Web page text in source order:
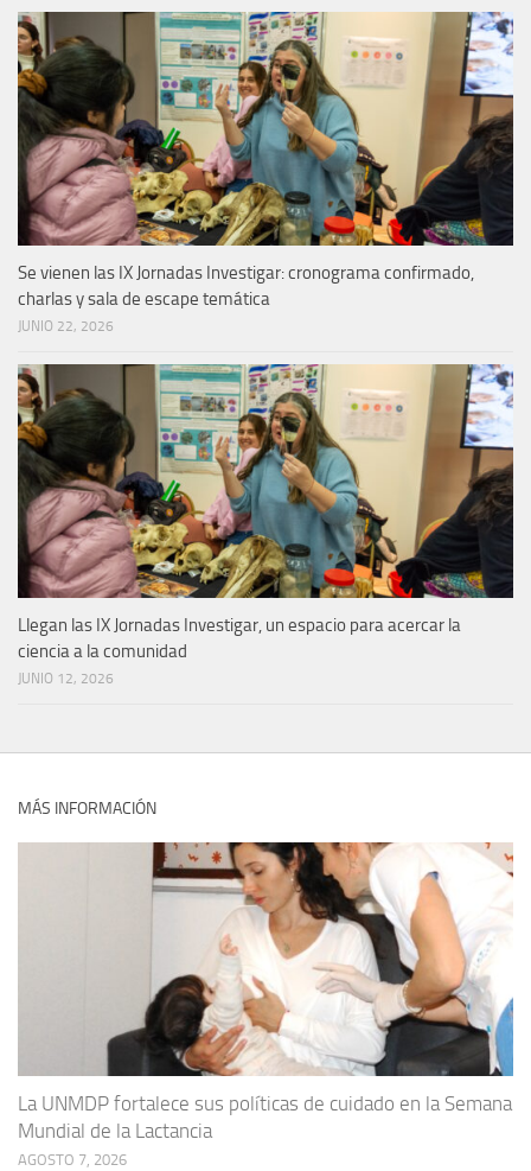
Se vienen las IX Jornadas Investigar: cronograma confirmado,
charlas y sala de escape temática
JUNIO 22, 2026
Llegan las IX Jornadas Investigar, un espacio para acercar la
ciencia a la comunidad
JUNIO 12, 2026
MÁS INFORMACIÓN
La UNMDP fortalece sus políticas de cuidado en la Semana
Mundial de la Lactancia
AGOSTO 7, 2026